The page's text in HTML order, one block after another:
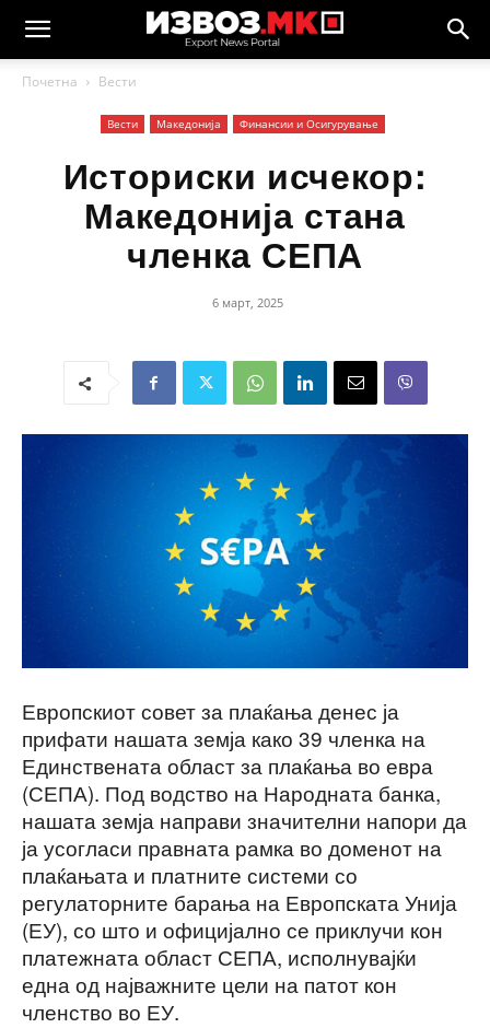
Почетна Вести
Вести Македонија Финансии и Осигурување
Историски исчекор:
Македонија стана
членка СЕПА
6 март, 2025
Европскиот совет за плаќања денес ја
прифати нашата земја како 39 членка на
Единствената област за плаќања во евра
(СЕПА). Под водство на Народната банка,
нашата земја направи значителни напори да
ја усогласи правната рамка во доменот на
плаќањата и платните системи со
регулаторните барања на Европската Унија
(ЕУ), со што и официјално се приклучи кон
платежната област СЕПА, исполнувајќи
една од најважните цели на патот кон
членство во ЕУ.